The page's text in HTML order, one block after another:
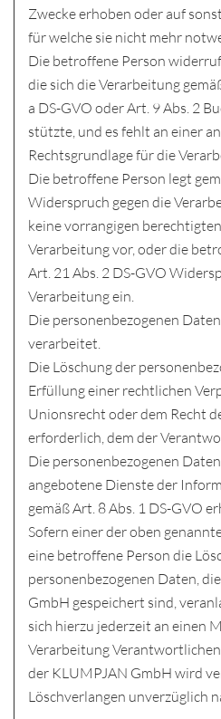
Zwecke erhoben oder auf
für welche sie nicht mehr
Die betroffene Person
die sich die Verarbeitung
a DS-GVO oder Art. 9 Abs. 2
stützte, und es fehlt an einer
Rechtsgrundlage für die
Die betroffene Person legt
Widerspruch gegen die
keine vorrangigen
Verarbeitung vor, oder die
Art. 21 Abs. 2 DS-GVO
Verarbeitung ein.
Die personenbezogenen
verarbeitet.
Die Löschung der
Erfüllung einer rechtlichen
Unionsrecht oder dem Recht
erforderlich, dem der
Die personenbezogenen
angebotene Dienste der
gemäß Art. 8 Abs. 1 DS-GVO
Sofern einer der oben
eine betroffene Person die
personenbezogenen Daten,
GmbH gespeichert sind,
sich hierzu jederzeit an einen
Verarbeitung
der KLUMPJAN GmbH wird
Löschverlangen unverzüglich